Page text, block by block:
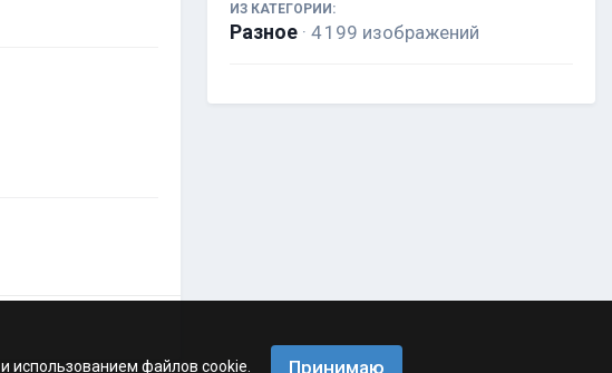
ИЗ КАТЕГОРИИ:
Разное · 4 199 изображений
и использованием файлов cookie. Принимаю